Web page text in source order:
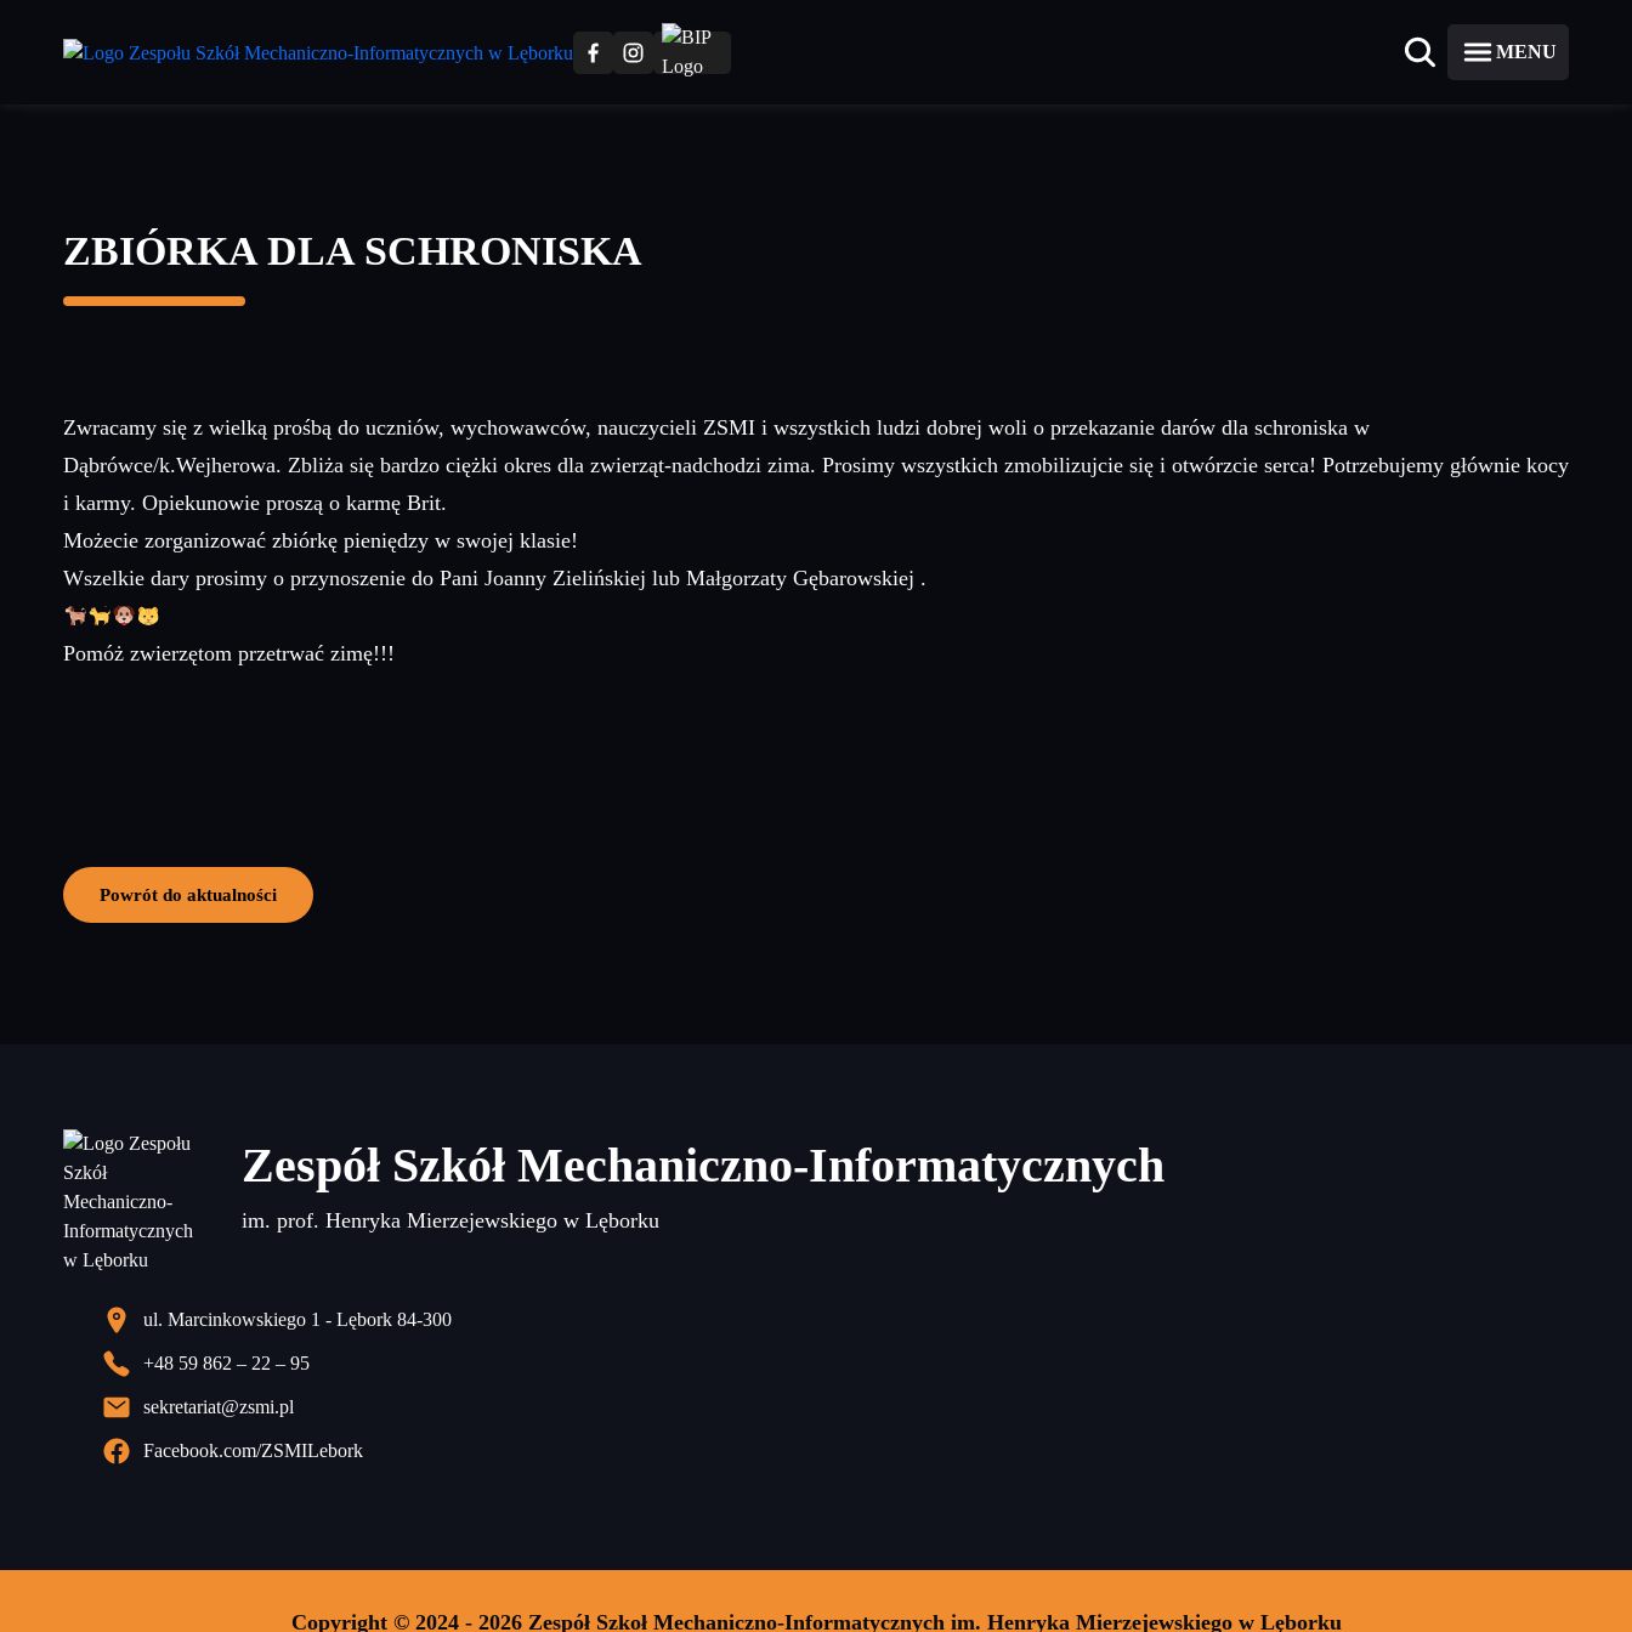
MENU
ZBIÓRKA DLA SCHRONISKA
Zwracamy się z wielką prośbą do uczniów, wychowawców, nauczycieli ZSMI i wszystkich ludzi dobrej woli o przekazanie darów dla schroniska w
Dąbrówce/k.Wejherowa. Zbliża się bardzo ciężki okres dla zwierząt-nadchodzi zima. Prosimy wszystkich zmobilizujcie się i otwórzcie serca! Potrzebujemy głównie kocy
i karmy. Opiekunowie proszą o karmę Brit.
Możecie zorganizować zbiórkę pieniędzy w swojej klasie!
Wszelkie dary prosimy o przynoszenie do Pani Joanny Zielińskiej lub Małgorzaty Gębarowskiej .
Pomóż zwierzętom przetrwać zimę!!!
Powrót do aktualności
Zespół Szkół Mechaniczno-Informatycznych
im. prof. Henryka Mierzejewskiego w Lęborku
ul. Marcinkowskiego 1 - Lębork 84-300
+48 59 862 – 22 – 95
sekretariat@zsmi.pl
Facebook.com/ZSMILebork
Copyright © 2024 - 2026 Zespół Szkoł Mechaniczno-Informatycznych im. Henryka Mierzejewskiego w Lęborku